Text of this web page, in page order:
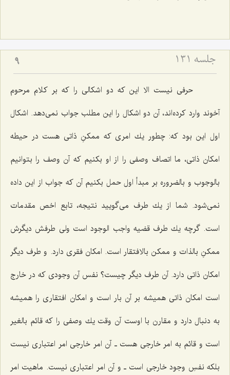
جلسه ۱۳۱ 9
حرفى نیست الا این كه دو اشكالى را كه بر كلام مرحوم
آخوند وارد كرده‌اند، آن دو اشكال را این مطلب جواب نمى‌دهد. اشكال
اول این بود كه: چطور یك امرى كه ممكنِ ذاتى هست در حیطه
امكان ذاتى، ما اتصاف وصفى را از او بكنیم كه آن وصف را بتوانیم
بالوجوب و بالضروره بر مبدأ اول حمل بكنیم آن كه جواب از این داده
نمى‌شود. شما از یك طرف مى‌گویید نتیجه، تابع اخص مقدمات
است. گرچه یك طرف قضیه واجب الوجود است ولى طرفش دیگرش
ممكنِ بالذات و ممكن بالافتقار است. امكان فقرى دارد. و طرف دیگر
امكان ذاتى دارد. آن طرف دیگر چیست؟ نفس آن وجودى كه در خارج
است امكان ذاتى همیشه بر آن بار است و امكان افتقارى را همیشه
به دنبال دارد و مقارن با اوست آن وقت یك وصفى را كه قائم بالغیر
است و قائم به امر خارجى هست ـ آن امر خارجى امر اعتبارى نیست
بلكه نفسِ وجود خارجى است ـ و آن امر اعتبارى نیست. ماهیت امر